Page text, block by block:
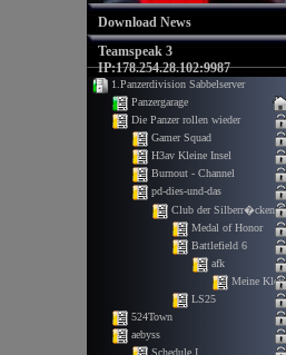
Download News
Teamspeak 3
IP:178.254.28.102:9987